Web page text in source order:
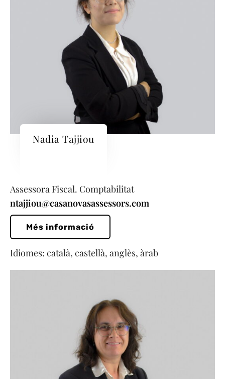
Nadia Tajjiou
Assessora Fiscal. Comptabilitat
ntajjiou@casanovasassessors.com
Més informació
Idiomes: català, castellà, anglès, àrab